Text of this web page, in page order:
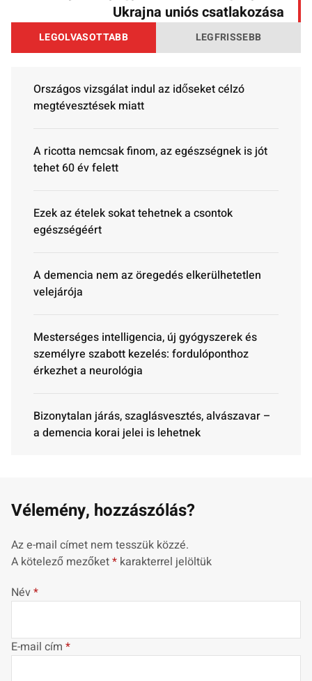
Ukrajna uniós csatlakozása
LEGOLVASOTTABB LEGFRISSEBB
Országos vizsgálat indul az időseket célzó
megtévesztések miatt
A ricotta nemcsak finom, az egészségnek is jót
tehet 60 év felett
Ezek az ételek sokat tehetnek a csontok
egészségéért
A demencia nem az öregedés elkerülhetetlen
velejárója
Mesterséges intelligencia, új gyógyszerek és
személyre szabott kezelés: fordulóponthoz
érkezhet a neurológia
Bizonytalan járás, szaglásvesztés, alvászavar –
a demencia korai jelei is lehetnek
Vélemény, hozzászólás?
Az e-mail címet nem tesszük közzé.
A kötelező mezőket* karakterrel jelöltük
Név*
E-mail cím *